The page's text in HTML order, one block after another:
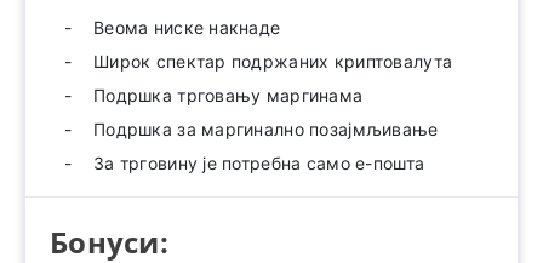
Веома ниске накнаде
Широк спектар подржаних криптовалута
Подршка трговању маргинама
Подршка за маргинално позајмљивање
За трговину је потребна само е-пошта
Бонуси: